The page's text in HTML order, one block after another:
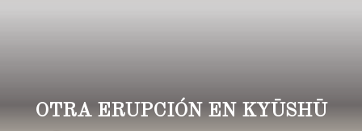
OTRA ERUPCIÓN EN KYŪSHŪ